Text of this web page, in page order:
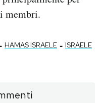
membri.
HAMAS ISRAELE - ISRAELE